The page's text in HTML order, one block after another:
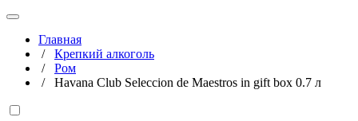
Главная
/ Крепкий алкоголь
/ Ром
/ Havana Club Seleccion de Maestros in gift box 0.7 л